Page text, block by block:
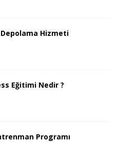
Hizmeti
Eğitimi Nedir ?
Programı